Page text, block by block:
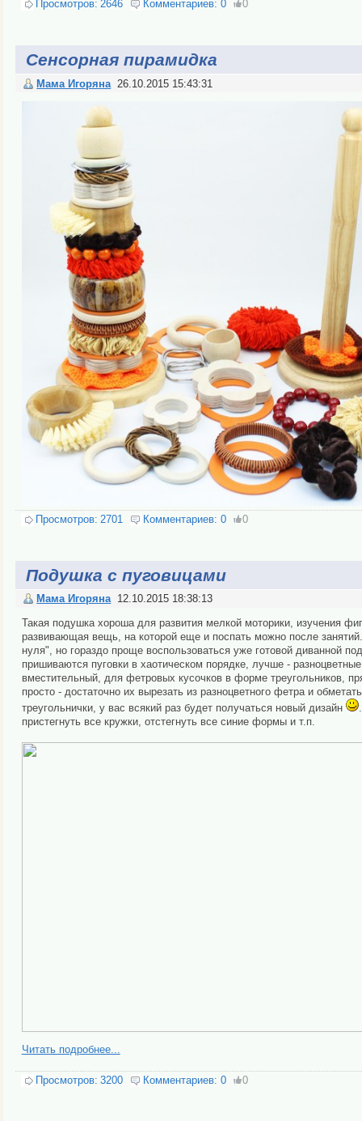
Просмотров: 2646 Комментариев: 0 0
Сенсорная пирамидка
Мама Игоряна 26.10.2015 15:43:31
Просмотров: 2701 Комментариев: 0 0
Подушка с пуговицами
Мама Игоряна 12.10.2015 18:38:13
Такая подушка хороша для развития мелкой моторики, изучения
развивающая вещь, на которой еще и поспать можно после
нуля", но гораздо проще воспользоваться уже готовой диванной
пришиваются пуговки в хаотическом порядке, лучше -
вместительный, для фетровых кусочков в форме треугольников,
просто - достаточно их вырезать из разноцветного фетра и
треугольнички, у вас всякий раз будет получаться новый дизайн
пристегнуть все кружки, отстегнуть все синие формы и т.п.
Читать подробнее...
Просмотров: 3200 Комментариев: 0 0